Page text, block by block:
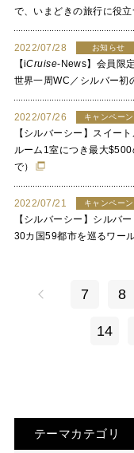
で、いまどきの旅行に役
2022/07/28 お知らせ
【iCruise-News】会員限
世界一周WC／シルバー初
2022/07/26 キャンペー
【シルバーシー】スイー
ルーム1室につき最大
で）
2022/07/21 キャンペー
【シルバーシー】シルバ
30カ国59都市を巡るワー
7 8
14
テーマカテゴリ